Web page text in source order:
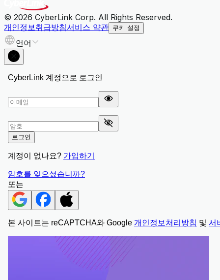
© 2026 CyberLink Corp. All Rights Reserved.
개인정보취급방침서비스 약관 쿠키 설정
언어